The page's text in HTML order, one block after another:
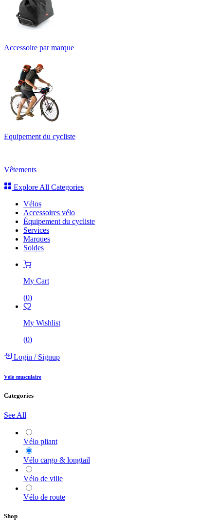
Accessoire par marque
Equipement du cycliste
Vêtements
Explore All Categories
Vélos
Accessoires vélo
Équipement du cycliste
Services
Marques
Soldes
My Cart
(0)
My Wishlist
(0)
Login /Signup
Vélo musculaire
Categories
See All
Vélo pliant
Vélo cargo & longtail
Vélo de ville
Vélo de route
Shop